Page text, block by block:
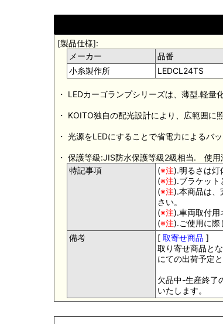
[製品仕様]:
メーカー
品番
小糸製作所
LEDCL24TS
・ LEDカーゴランプシリーズは、薄型.軽量
・ KOITO独自の配光設計により、広範囲に
・ 光源をLEDにすることで省電力によるバ
・ 保護等級:JIS防水保護等級2級相当. 使
特記事項
(※注).明るさは灯
(※注).ブラケット
(※注).本商品は、
さい。
(※注).車両取付用
(※注).ご使用に際
備考
[ 取寄せ商品 ]
取り寄せ商品と
にての出荷予定と
欠品中-生産終了
いたします。